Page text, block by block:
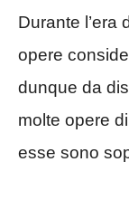
Durante l’era
opere
dunque da
molte opere
esse sono